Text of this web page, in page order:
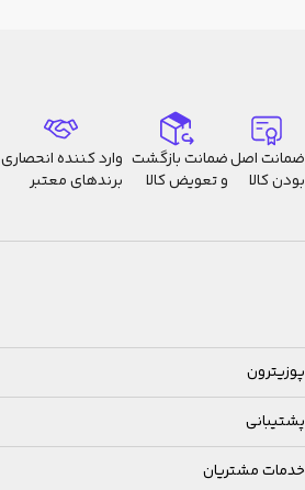
ضمانت اصل
بودن کالا
ضمانت بازگشت
و تعویض کالا
وارد کننده انحصاری
برندهای معتبر
پوزیترون
پشتیبانی
خدمات مشتریان